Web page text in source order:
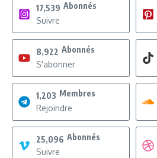
17,539 Abonnés
Suivre
8,922 Abonnés
S'abonner
1,203 Membres
Rejoindre
25,096 Abonnés
Suivre